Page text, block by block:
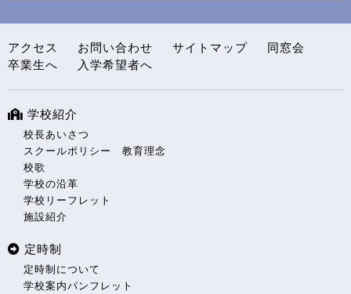
アクセス お問い合わせ サイトマップ
同窓会
卒業生へ
入学希望者へ
学校紹介
校長あいさつ
スクールポリシー 教育理念
校歌
学校の沿革
学校リーフレット
施設紹介
定時制
定時制について
学校案内パンフレット